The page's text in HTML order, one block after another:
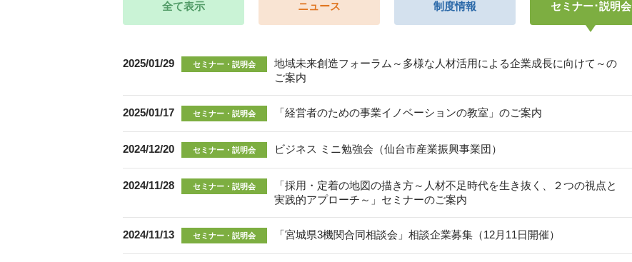
全て表示 ニュース 制度情報 セミナー･説明会
2025/01/29 セミナー・説明会
地域未来創造フォーラム～多様な人材活用による企業成長に向けて～の
ご案内
2025/01/17 セミナー・説明会 「経営者のための事業イノベーションの教室」のご案内
2024/12/20 セミナー・説明会 ビジネス ミニ勉強会（仙台市産業振興事業団）
2024/11/28 セミナー・説明会
「採用・定着の地図の描き方～人材不足時代を生き抜く、２つの視点と
実践的アプローチ～」セミナーのご案内
2024/11/13 セミナー・説明会 「宮城県3機関合同相談会」相談企業募集（12月11日開催）